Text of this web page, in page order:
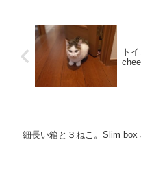
ト
細長い箱と３ねこ。Slim box